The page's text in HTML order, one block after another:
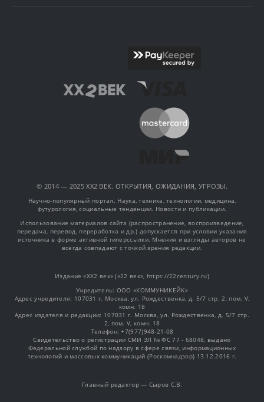
© 2014 — 2025 XX2 ВЕК. ОТКРЫТИЯ, ОЖИДАНИЯ, УГРОЗЫ.
Научно-популярный портал. Наука, техника, технологии, медицина,
футурология, социальные тенденции. Новости и публикации.
Использование материалов сайта (распространение, воспроизведение,
передача, перевод, переработка и др.) допускается при условии указания
источника в форме активной гиперссылки. Мнения и взгляды авторов не
всегда совпадают с точкой зрения редакции.
Издание «XX2 век» («22 век», https://22century.ru)
Учредитель: OOO «КОММУНИКЕЙК»
Адрес учредителя: 107031 г. Москва, ул. Рождественка, д. 5/7 стр. 2, пом. V,
комн. 18
Адрес издателя и редакции: 107031 г. Москва, ул. Рождественка, д. 5/7 стр.
2, пом. V, комн. 18
Телефон: +7(977)948-21-08
Свидетельство о регистрации СМИ ЭЛ № ФС 77 - 68048, выдано
Федеральной службой по надзору в сфере связи, информационных
технологий и массовых коммуникаций (Роскомнадзор) 13.12.2016 г.
Главный редактор — Сыров С.В.